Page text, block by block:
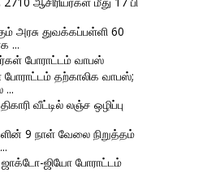
அரசு துவக்கப்பள்ளி 60
...
போராட்டம் வாபஸ்
தற்காலிக வாபஸ்;
...
வீட்டில் லஞ்ச ஒழிப்பு
9 நாள் வேலை நிறுத்தம்
ஜாக்டோ-ஜியோ போராட்டம்